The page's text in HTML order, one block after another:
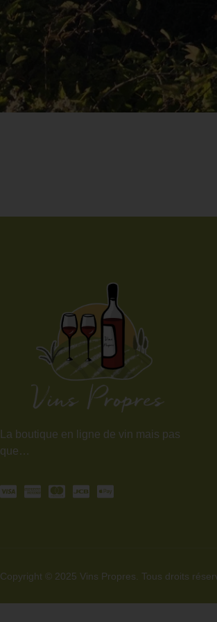
La boutique en ligne de vin mais pas
que…
Copyright © 2025 Vins Propres. Tous droits